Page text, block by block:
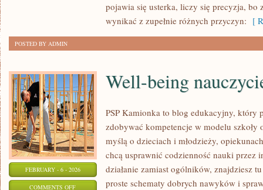
pojawia się usterka, liczy się precyzja,
wynikać z zupełnie różnych przyczyn: [
POSTED BY ADMIN
FEBRUARY - 6 - 2026
COMMENTS OFFON
Well-being
PSP Kamionka to blog edukacyjny, który
zdobywać kompetencje w modelu szkoły
myślą o dzieciach i młodzieży,
chcą usprawnić codzienność nauki przez
działanie zamiast ogólników, znajdziesz
proste schematy dobrych nawyków i